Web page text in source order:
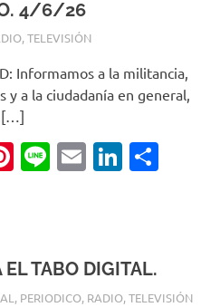
4/6/26
,TELEVISIÓN
Informamos a la militancia,
y a la ciudadanía en general,
Pinterest
LineEmail
EL TABO DIGITAL.
, PERIODICO, RADIO,TELEVISIÓN